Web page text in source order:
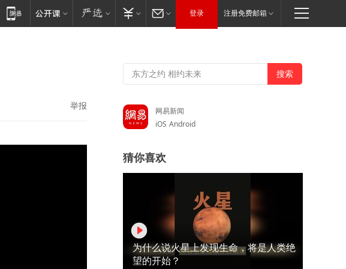
登录 注册免费邮箱
举报
网易新闻
iOS Android
猜你喜欢
为什么说火星上发现生命，将是人类绝
望的开始？